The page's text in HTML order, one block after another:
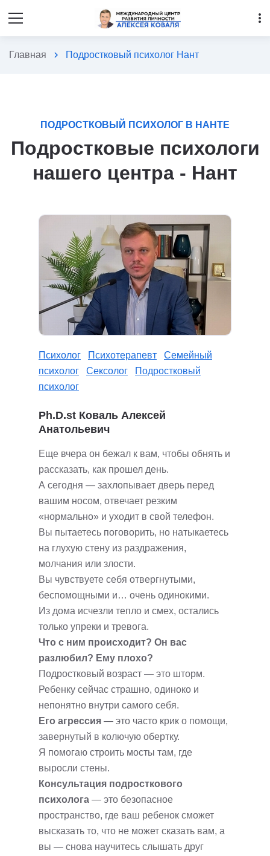
more_vert
Главная chevron_right Подростковый психолог Нант
ПОДРОСТКОВЫЙ ПСИХОЛОГ В НАНТЕ
Подростковые психологи
нашего центра - Нант
Психолог Психотерапевт
Семейный
психолог
Сексолог
Подростковый
психолог
Ph.D.st Коваль Алексей
Анатольевич
Еще вчера он бежал к вам, чтобы обнять и
рассказать, как прошел день.
А сегодня — захлопывает дверь перед
вашим носом, отвечает резким
«нормально» и уходит в свой телефон.
Вы пытаетесь поговорить, но натыкаетесь
на глухую стену из раздражения,
молчания или злости.
Вы чувствуете себя отвергнутыми,
беспомощными и… очень одинокими.
Из дома исчезли тепло и смех, остались
только упреки и тревога.
Что с ним происходит? Он вас
разлюбил? Ему плохо?
Подростковый возраст — это шторм.
Ребенку сейчас страшно, одиноко и
непонятно внутри самого себя.
Его агрессия — это часто крик о помощи,
завернутый в колючую обертку.
Я помогаю строить мосты там, где
выросли стены.
Консультация подросткового
психолога — это безопасное
пространство, где ваш ребенок сможет
высказать то, что не может сказать вам, а
вы — снова научитесь слышать друг